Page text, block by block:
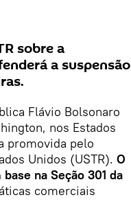
sobre a
a suspensão
Flávio Bolsonaro
nos Estados
promovida pelo
Unidos (USTR). O
na Seção 301 da
comerciais